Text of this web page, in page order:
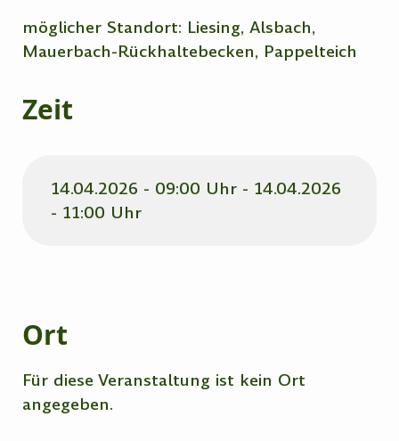
möglicher Standort: Liesing, Alsbach,
Mauerbach-Rückhaltebecken, Pappelteich
Zeit
14.04.2026 - 09:00 Uhr - 14.04.2026
- 11:00 Uhr
Ort
Für diese Veranstaltung ist kein Ort
angegeben.